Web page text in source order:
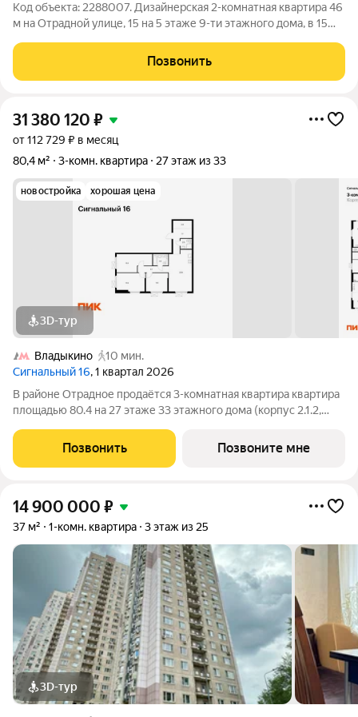
Код объекта: 2288007. Дизайнерская 2-комнатная квартира 46
м на Отрадной улице, 15 на 5 этаже 9-ти этажного дома, в 15
продуманная планировка и приятная атмосфера с первых
шагов.
Позвонить
31 380 120 ₽
от 112 729 ₽ в месяц
80,4 м²
3-комн. квартира 27 этаж из 33
новостройка хорошая цена
3D-тур
Владыкино
10 мин.
Сигнальный 16, 1 квартал 2026
В районе Отрадное продаётся 3-комнатная квартира квартира
площадью 80.4 на 27 этаже 33 этажного дома (корпус 2.1.2,
расположение 10 минут пешком до станции метро и МЦК
«Владыкино». 5 минут на
Позвонить Позвоните мне
14 900 000 ₽
37 м² 1-комн. квартира 3 этаж из 25
3D-тур